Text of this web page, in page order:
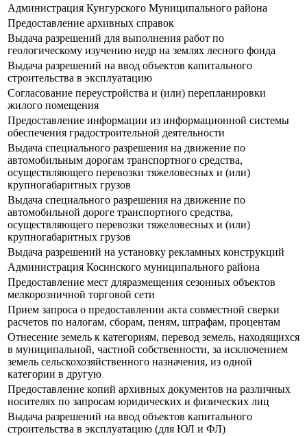
Администрация Кунгурского Муниципального района
Предоставление архивных справок
Выдача разрешений для выполнения работ по
геологическому изучению недр на землях лесного фонда
Выдача разрешений на ввод объектов капитального
строительства в эксплуатацию
Согласование переустройства и (или) перепланировки
жилого помещения
Предоставление информации из информационной системы
обеспечения градостроительной деятельности
Выдача специального разрешения на движение по
автомобильным дорогам транспортного средства,
осуществляющего перевозки тяжеловесных и (или)
крупногабаритных грузов
Выдача специального разрешения на движение по
автомобильной дороге транспортного средства,
осуществляющего перевозки тяжеловесных и (или)
крупногабаритных грузов
Выдача разрешений на установку рекламных конструкций
Администрация Косинского муниципального района
Предоставление мест дляразмещения сезонных объектов
мелкорозничной торговой сети
Прием запроса о предоставлении акта совместной сверки
расчетов по налогам, сборам, пеням, штрафам, процентам
Отнесение земель к категориям, перевод земель, находящихся
в муниципальной, частной собственности, за исключением
земель сельскохозяйственного назначения, из одной
категории в другую
Предоставление копий архивных документов на различных
носителях по запросам юридических и физических лиц
Выдача разрешений на ввод объектов капитального
строительства в эксплуатацию (для ЮЛ и ФЛ)